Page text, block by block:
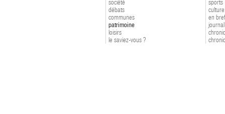
société
débats
communes
patrimoine
loisirs
le saviez-vous ?
sports
culture
en bref